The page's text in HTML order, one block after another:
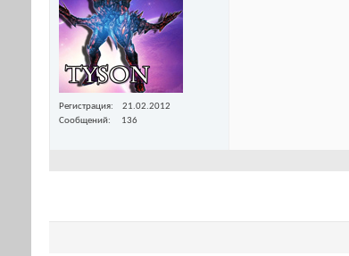
Регистрация
21.02.2012
Сообщений
136